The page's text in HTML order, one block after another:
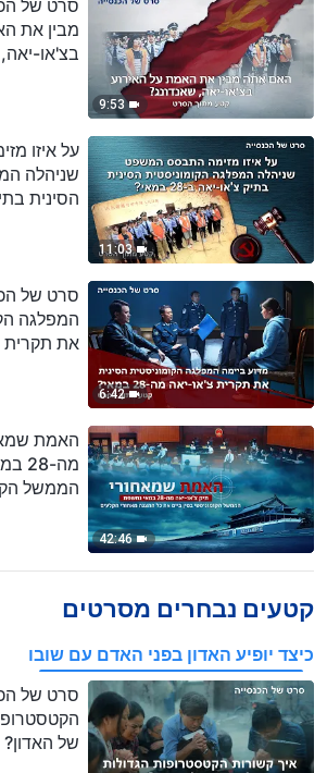
9:53
סרט של
מבין את
בצ'או-
11:03
על איזו
שניהלה
6:42
סרט של
המפלגה
42:46
האמת
מה-
הממשל
קטעים נבחרים מסרטים
כיצד יופיע האדון בפני האדם עם שובו
סרט של
של